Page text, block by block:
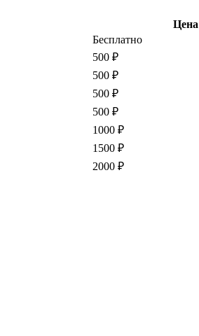
Цена
Бесплатно
500 ₽
500 ₽
500 ₽
500 ₽
1000 ₽
1500 ₽
2000 ₽